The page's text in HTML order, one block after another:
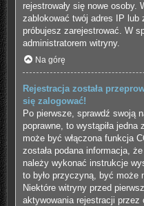
rejestrowały się nowe osoby.
zablokować twój adres IP lub
próbujesz zarejestrować. W
administratorem witryny.
Na górę
Rejestracja została
się zalogować!
Po pierwsze, sprawdź swoją
poprawne, to wystąpiła
może być włączona funkcja
została podana informacja,
należy wykonać instrukcje
to było przyczyną, być może
Niektóre witryny przed
aktywowania rejestracji